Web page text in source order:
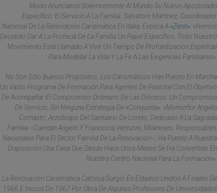
Modo Anunciaron Solemnemente Al Mundo Su Nuevo Apostolado
Específico: El Servicio A La Familia. Salvatore Martínez, Coordinador
Nacional De La Renovación Carismática En Italia, Explica A «Zenit» : «Hemos
Decidido Dar A La Profecía De La Familia Un Papel Específico. Todo Nuestro
Movimiento Está Llamado A Vivir Un Tiempo De Profundización Espiritual
Para Modelar La Vida Y La Fe A Las Exigencias Familiares».
No Son Sólo Buenos Propósitos. Los Carismáticos Han Puesto En Marcha
Un Vasto Programa De Formación Para Agentes De Pastoral Con El Objetivo
De Acompañar El Compromiso Ordinario De Las Diócesis. Un Compromiso
De Servicio, Sin Ninguna Estrategia De «conquista». «Monseñor Angelo
Comastri, Arzobispo Del Santuario De Loreto, Dedicado A La Sagrada
Familia --Cuentan Angelo Y Francesca Venturini, Milaneses, Responsables
Nacionales Para El Sector Familia De La Renovación--, Ha Puesto A Nuestra
Disposición Una Casa Que Desde Hace Unos Meses Se Ha Convertido En
Nuestro Centro Nacional Para La Formación».
La Renovación Carismática Católica Surgió En Estados Unidos A Finales De
1966 E Inicios De 1967 Por Obra De Algunos Profesores De Universidades